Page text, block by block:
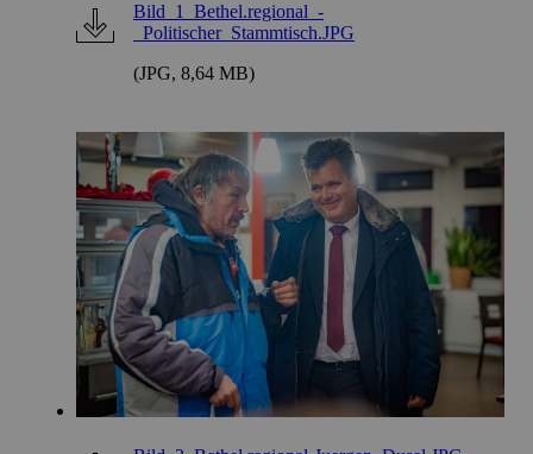
Bild_1_Bethel.regional_-
_Politischer_Stammtisch.JPG
(JPG, 8,64 MB)